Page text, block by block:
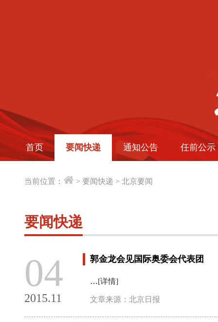
首页 要闻快递 通知公告 任前公示
当前位置： > 要闻快递 > 北京要闻
要闻快递
04
2015.11
郭金龙会见国际奥委会代表团
…[详情]
文章来源：北京日报